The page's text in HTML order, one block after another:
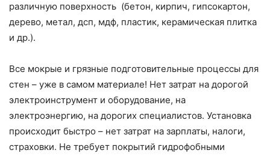
различную поверхность (бетон, кирпич, гипсокартон,
дерево, метал, дсп, мдф, пластик, керамическая плитка
и др.).
Все мокрые и грязные подготовительные процессы для
стен – уже в самом материале! Нет затрат на дорогой
электроинструмент и оборудование, на
электроэнергию, на дорогих специалистов. Установка
происходит быстро – нет затрат на зарплаты, налоги,
страховки. Не требует покрытий гидрофобными